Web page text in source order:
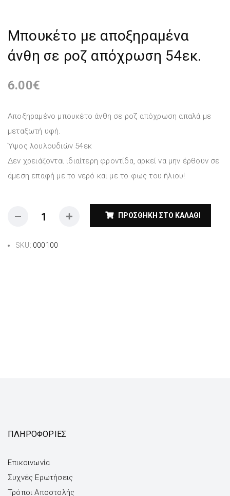
Μπουκέτο με αποξηραμένα
άνθη σε ροζ απόχρωση 54εκ.
6.00€
Αποξηραμένo μπουκέτο άνθη σε ροζ απόχρωση απαλά με
μεταξωτή υφή.
Ύψος λουλουδιών 54εκ
Δεν χρειάζονται ιδιαίτερη φροντίδα, αρκεί να μην έρθουν σε
άμεση επαφή με το νερό και με το φως του ήλιου!
ΠΡΟΣΘΉΚΗ ΣΤΟ ΚΑΛΆΘΙ
SKU: 000100
ΠΛΗΡΟΦΟΡΙΕΣ
Επικοινωνία
Συχνές Ερωτήσεις
Τρόποι Αποστολής